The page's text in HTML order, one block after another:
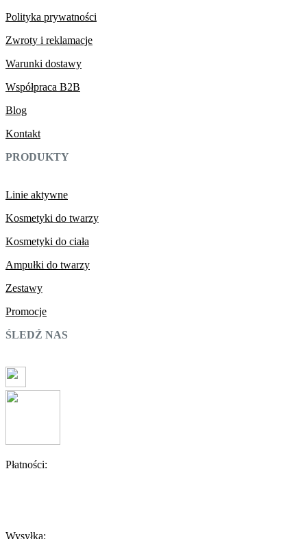
Polityka prywatności
Zwroty i reklamacje
Warunki dostawy
Współpraca B2B
Blog
Kontakt
PRODUKTY
Linie aktywne
Kosmetyki do twarzy
Kosmetyki do ciała
Ampułki do twarzy
Zestawy
Promocje
ŚLEDŹ NAS
Płatności:
Wysyłka: